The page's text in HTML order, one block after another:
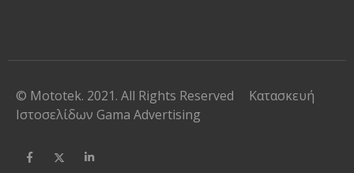
© Mototek. 2021. All Rights Reserved
Κατασκευή
Ιστοσελίδων Gama Advertising